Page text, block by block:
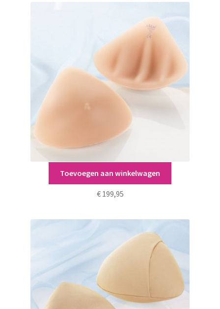
optie
kan
gekozen
de
Sportprothese 1054X Active
€199,95
Toevoegen aan winkelwagen